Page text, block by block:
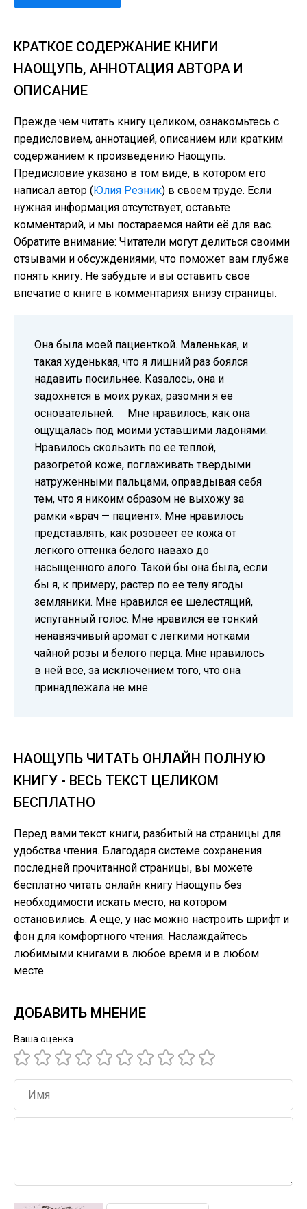
КРАТКОЕ СОДЕРЖАНИЕ КНИГИ
НАОЩУПЬ, АННОТАЦИЯ АВТОРА И
ОПИСАНИЕ
Прежде чем читать книгу целиком, ознакомьтесь с
предисловием, аннотацией, описанием или кратким
содержанием к произведению Наощупь.
Предисловие указано в том виде, в котором его
написал автор (Юлия Резник) в своем труде. Если
нужная информация отсутствует, оставьте
комментарий, и мы постараемся найти её для вас.
Обратите внимание: Читатели могут делиться своими
отзывами и обсуждениями, что поможет вам глубже
понять книгу. Не забудьте и вы оставить свое
впечатие о книге в комментариях внизу страницы.
Она была моей пациенткой. Маленькая, и
такая худенькая, что я лишний раз боялся
надавить посильнее. Казалось, она и
задохнется в моих руках, разомни я ее
основательней. Мне нравилось, как она
ощущалась под моими уставшими ладонями.
Нравилось скользить по ее теплой,
разогретой коже, поглаживать твердыми
натруженными пальцами, оправдывая себя
тем, что я никоим образом не выхожу за
рамки «врач — пациент». Мне нравилось
представлять, как розовеет ее кожа от
легкого оттенка белого навахо до
насыщенного алого. Такой бы она была, если
бы я, к примеру, растер по ее телу ягоды
земляники. Мне нравился ее шелестящий,
испуганный голос. Мне нравился ее тонкий
ненавязчивый аромат с легкими нотками
чайной розы и белого перца. Мне нравилось
в ней все, за исключением того, что она
принадлежала не мне.
НАОЩУПЬ ЧИТАТЬ ОНЛАЙН ПОЛНУЮ
КНИГУ - ВЕСЬ ТЕКСТ ЦЕЛИКОМ
БЕСПЛАТНО
Перед вами текст книги, разбитый на страницы для
удобства чтения. Благодаря системе сохранения
последней прочитанной страницы, вы можете
бесплатно читать онлайн книгу Наощупь без
необходимости искать место, на котором
остановились. А еще, у нас можно настроить шрифт и
фон для комфортного чтения. Наслаждайтесь
любимыми книгами в любое время и в любом
месте.
ДОБАВИТЬ МНЕНИЕ
Ваша оценка